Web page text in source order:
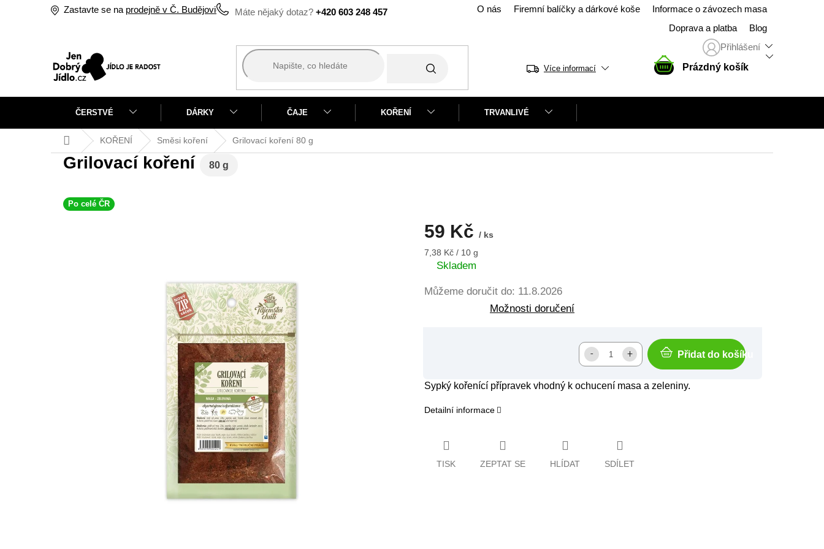
+420 603 248 457
Zastavte se na prodejně v Č. Budějovicích O nás Firemní balíčky a dárkové koše
Informace o závozech masa
Doprava a platba
Blog
Přihlášení
Více informací
NÁKUPNÍ
KOŠÍK
Prázdný košík
ČERSTVÉ DÁRKY ČAJE KOŘENÍ TRVANLIVÉ
Domů KOŘENÍ Směsi koření Grilovací koření 80 g
Grilovací koření 80 g
Po celé ČR
59 Kč / ks
Měrná
cena:
7,38 Kč / 10 g
Skladem
Můžeme doručit do: 11.8.2026
Možnosti doručení
Přidat do košíku
Sypký kořenící přípravek vhodný k ochucení masa a zeleniny.
Detailní informace
TISK ZEPTAT SE HLÍDAT SDÍLET